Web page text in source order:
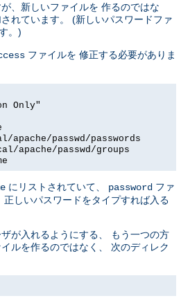
、新しいファイルを 作るのではな
れています。 (新しいパスワードファ
。)
ファイルを 修正する必要がありま
Only"
passwd/passwords
apache/passwd/groups
にリストされていて、 password ファ
しいパスワードをタイプすれば入る
が入れるようにする、 もう一つの方
ルを作るのではなく、 次のディレク